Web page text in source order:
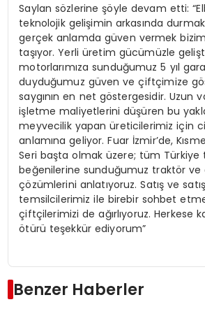
Saylan sözlerine şöyle devam etti:
teknolojik gelişimin arkasında
gerçek anlamda güven vermek
taşıyor. Yerli üretim gücümüzle
motorlarımıza sunduğumuz 5 yıl
duyduğumuz güven ve çiftçimize
saygının en net göstergesidir. Uzun
işletme maliyetlerini düşüren bu
meyvecilik yapan üreticilerimiz için
anlamına geliyor. Fuar İzmir’de,
Seri başta olmak üzere; tüm Türkiye
beğenilerine sunduğumuz traktör ve
çözümlerini anlatıyoruz. Satış ve
temsilcilerimiz ile birebir sohbet
çiftçilerimizi de ağırlıyoruz. Herkese
ötürü teşekkür ediyorum”
Benzer Haberler